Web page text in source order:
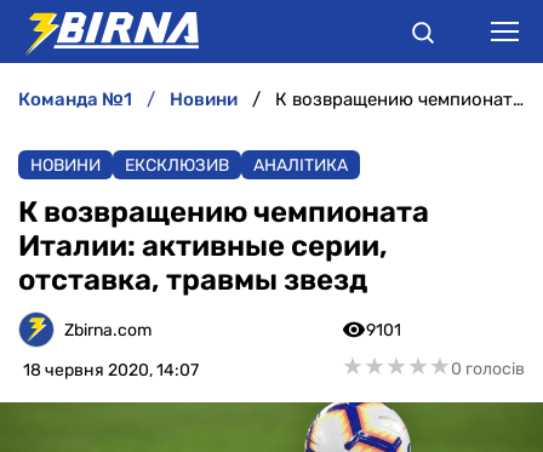
АНАЛІТИКА
ІНТЕРВ'Ю
РІЗНЕ
БУКМЕКЕРИ
команда №1 новини К возвращению чемпионата Италии: активные серии, отставка, травмы звезд
НОВИНИ ЕКСКЛЮЗИВ АНАЛІТИКА
К возвращению чемпионата
Италии: активные серии,
отставка, травмы звезд
Zbirna.com
18 червня 2020, 14:07
9101
★★★★★
★★★★★0 голосів